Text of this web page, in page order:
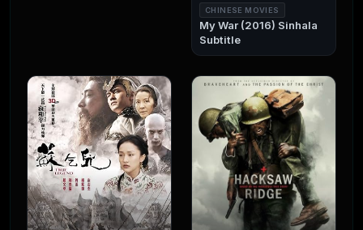
CHINESE MOVIES
My War (2016) Sinhala
Subtitle